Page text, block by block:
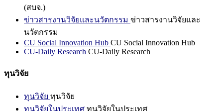
(สบจ.)
ข่าวสารงานวิจัยและนวัตกรรม ข่าวสารงานวิจัยและ
นวัตกรรม
CU Social Innovation Hub CU Social Innovation Hub
CU-Daily Research CU-Daily Research
ทุนวิจัย
ทุนวิจัย ทุนวิจัย
ทุนวิจัยในประเทศ ทุนวิจัยในประเทศ